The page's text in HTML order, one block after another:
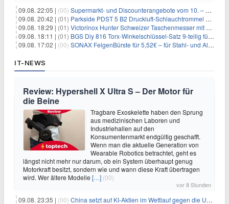
09.08. 22:05 | (00) Supermarkt- und Discounterangebote vom 10. – 15.08.2026
09.08. 20:42 | (01) Parkside PDST 5 B2 Druckluft-Schlauchtrommel mit 10 m Schlauch für 25,94€
09.08. 18:29 | (01) Victorinox Hunter Schweizer Taschenmesser mit 12 Funktionen für 43,99€
09.08. 18:11 | (01) BGS Diy 816 Torx-Winkelschlüssel-Satz 9-teilig für 6,45€
09.08. 17:02 | (00) SONAX FelgenBürste für 5,52€ – für Stahl- und Alufelgen
IT-NEWS
Review: Hypershell X Ultra S – Der Motor für
die Beine
Tragbare Exoskelette haben den Sprung
aus medizinischen Laboren und
Industriehallen auf den
Konsumentenmarkt endgültig geschafft.
Wenn man die aktuelle Generation von
Wearable Robotics betrachtet, geht es
längst nicht mehr nur darum, ob ein System überhaupt genug
Motorkraft besitzt, sondern wie und wann diese Kraft übertragen
wird. Wer ältere Modelle […] (00)
vor 8 Stunden
09.08. 23:35 | (00) China setzt auf KI-Aktien im Wettlauf gegen die USA um Chip- und Technologiedominanz